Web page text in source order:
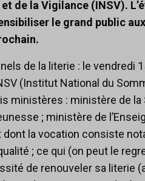
de la Vigilance (INSV).
le grand public
de la literie : le vendredi
(Institut National du
ministères : ministère de la
; ministère de
dont la vocation consiste
; ce qui (on peut le
de renouveler sa literie